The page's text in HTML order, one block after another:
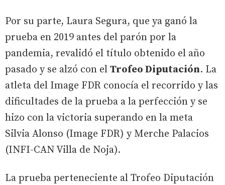
Por su parte, Laura Segura, que ya ganó la
prueba en 2019 antes del parón por la
pandemia, revalidó el título obtenido el año
pasado y se alzó con el Trofeo Diputación. La
atleta del Image FDR conocía el recorrido y las
dificultades de la prueba a la perfección y se
hizo con la victoria superando en la meta
Silvia Alonso (Image FDR) y Merche Palacios
(INFI-CAN Villa de Noja).
La prueba perteneciente al Trofeo Diputación